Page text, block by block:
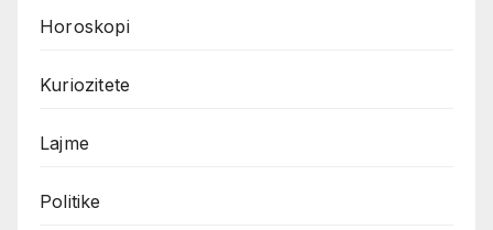
Horoskopi
Kuriozitete
Lajme
Politike